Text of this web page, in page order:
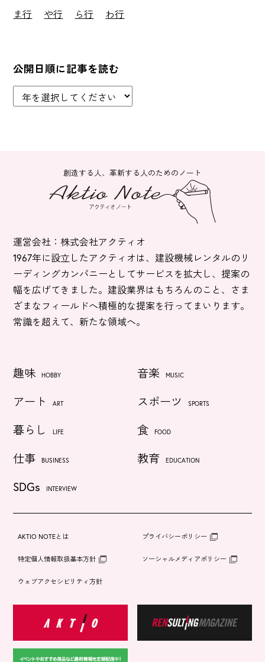
ま行
や行 ら行 わ行
公開日順に記事を読む
創造する人、革新する人のためのノート
運営会社：株式会社アクティオ
1967年に設立したアクティオは、建設機械レンタルのリ
ーディングカンパニーとしてサービスを拡大し、提案の
幅を広げてきました。建設業界はもちろんのこと、さま
ざまなフィールドへ積極的な提案を行ってまいります。
常識を超えて、新たな領域へ。
趣味 HOBBY 音楽 MUSIC
アート ART スポーツ SPORTS
暮らし LIFE 食 FOOD
仕事 BUSINESS 教育 EDUCATION
SDGs INTERVIEW
AKTIO NOTEとは プライバシーポリシー
特定個人情報取扱基本方針 ソーシャルメディアポリシー
ウェブアクセシビリティ方針